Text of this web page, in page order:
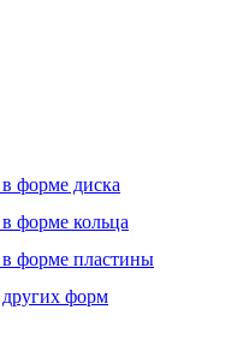
форме диска
форме кольца
форме пластины
форм